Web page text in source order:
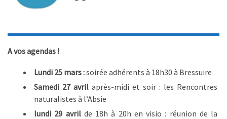
A vos agendas !
Lundi 25 mars :soirée adhérents à 18h30 à Bressuire
Samedi 27 avril après-midi et soir : les Rencontres
naturalistes à l’Absie
lundi 29 avril de 18h à 20h en visio : réunion de la